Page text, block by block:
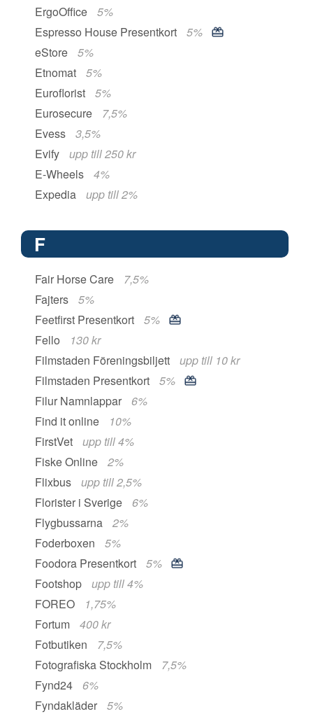
ErgoOffice
5%
Espresso House Presentkort
5%
eStore
5%
Etnomat
5%
Euroflorist
5%
Eurosecure
7,5%
Evess
3,5%
Evify
upp till 250 kr
E-Wheels
4%
Expedia
upp till 2%
F
Fair Horse Care
7,5%
Fajters
5%
Feetfirst Presentkort
5%
Fello
130 kr
Filmstaden Föreningsbiljett
upp till 10 kr
Filmstaden Presentkort
5%
Filur Namnlappar
6%
Find it online
10%
FirstVet
upp till 4%
Fiske Online
2%
Flixbus
upp till 2,5%
Florister i Sverige
6%
Flygbussarna
2%
Foderboxen
5%
Foodora Presentkort
5%
Footshop
upp till 4%
FOREO
1,75%
Fortum
400 kr
Fotbutiken
7,5%
Fotografiska Stockholm
7,5%
Fynd24
6%
Fyndakläder
5%